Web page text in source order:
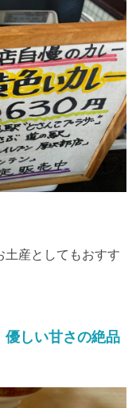
産としてもおすす
しい甘さの絶品